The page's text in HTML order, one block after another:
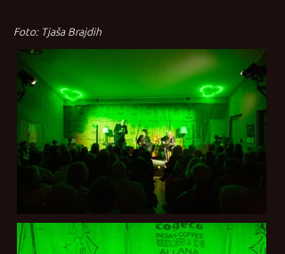
Foto: Tjaša Brajdih